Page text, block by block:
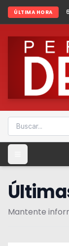
ÚLTIMA HORA
Seinfra y SICT
Mantente